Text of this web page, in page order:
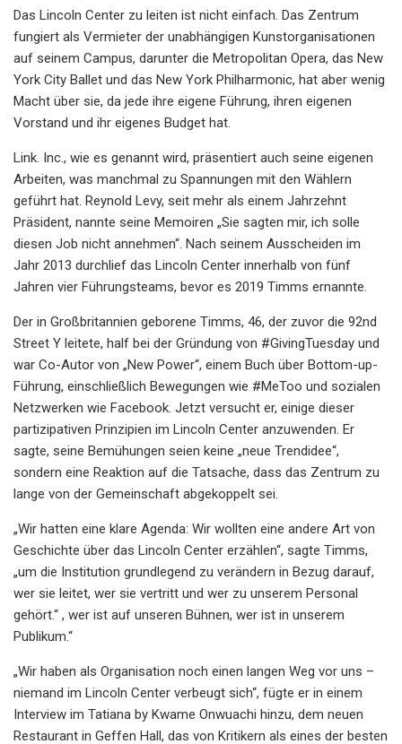
Das Lincoln Center zu leiten ist nicht einfach. Das Zentrum
fungiert als Vermieter der unabhängigen Kunstorganisationen
auf seinem Campus, darunter die Metropolitan Opera, das New
York City Ballet und das New York Philharmonic, hat aber wenig
Macht über sie, da jede ihre eigene Führung, ihren eigenen
Vorstand und ihr eigenes Budget hat.
Link. Inc., wie es genannt wird, präsentiert auch seine eigenen
Arbeiten, was manchmal zu Spannungen mit den Wählern
geführt hat. Reynold Levy, seit mehr als einem Jahrzehnt
Präsident, nannte seine Memoiren „Sie sagten mir, ich solle
diesen Job nicht annehmen“. Nach seinem Ausscheiden im
Jahr 2013 durchlief das Lincoln Center innerhalb von fünf
Jahren vier Führungsteams, bevor es 2019 Timms ernannte.
Der in Großbritannien geborene Timms, 46, der zuvor die 92nd
Street Y leitete, half bei der Gründung von #GivingTuesday und
war Co-Autor von „New Power“, einem Buch über Bottom-up-
Führung, einschließlich Bewegungen wie #MeToo und sozialen
Netzwerken wie Facebook. Jetzt versucht er, einige dieser
partizipativen Prinzipien im Lincoln Center anzuwenden. Er
sagte, seine Bemühungen seien keine „neue Trendidee“,
sondern eine Reaktion auf die Tatsache, dass das Zentrum zu
lange von der Gemeinschaft abgekoppelt sei.
„Wir hatten eine klare Agenda: Wir wollten eine andere Art von
Geschichte über das Lincoln Center erzählen“, sagte Timms,
„um die Institution grundlegend zu verändern in Bezug darauf,
wer sie leitet, wer sie vertritt und wer zu unserem Personal
gehört.“ , wer ist auf unseren Bühnen, wer ist in unserem
Publikum.“
„Wir haben als Organisation noch einen langen Weg vor uns –
niemand im Lincoln Center verbeugt sich“, fügte er in einem
Interview im Tatiana by Kwame Onwuachi hinzu, dem neuen
Restaurant in Geffen Hall, das von Kritikern als eines der besten